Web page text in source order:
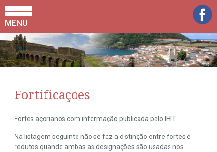
MENU
Fortificações
Fortes açorianos com informação publicada pelo IHIT.
Na listagem seguinte não se faz a distinção entre fortes e
redutos quando ambas as designações são usadas nos